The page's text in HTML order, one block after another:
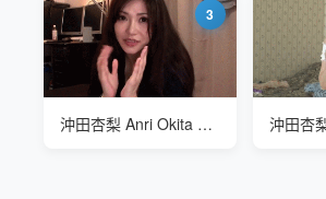
3
沖田杏梨 Anri Okita 谈论自己工作经验